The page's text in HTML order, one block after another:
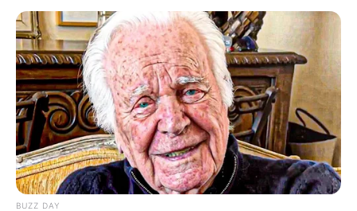
13:40 / 06 Avqust 2026 HÜQUQ
Müstəntiq şübhəli şəxsə müdafiəsini
hazırlamaq üçün vaxtverməlidirmi?
BUZZ DAY